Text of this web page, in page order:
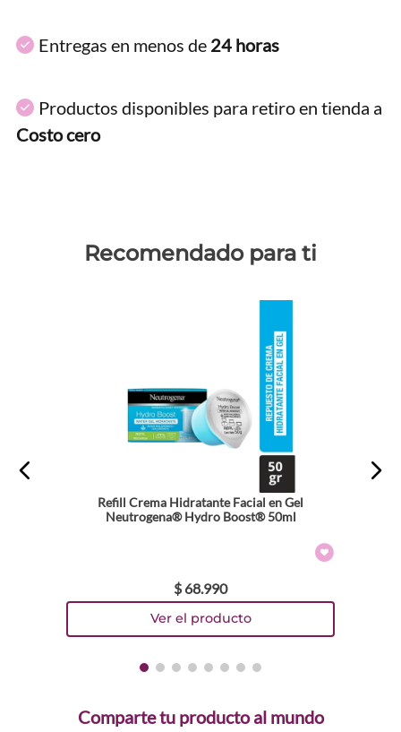
Entregas en menos de 24 horas
Productos disponibles para retiro en tienda a
Costo cero
Recomendado para ti
Refill Crema Hidratante Facial en Gel
Neutrogena® Hydro Boost® 50ml
$ 68.990
Comparte